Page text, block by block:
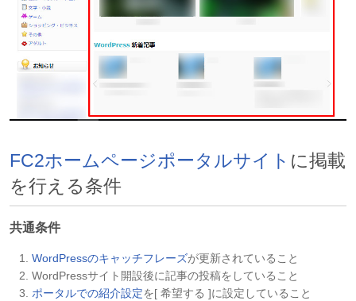
FC2ホームページポータルサイト に掲載
を行える条件
​共通条件
WordPressのキャッチフレーズが更新されていること
WordPressサイト開設後に記事の投稿をしていること
ポータルでの紹介設定を[ 希望する ]に設定していること